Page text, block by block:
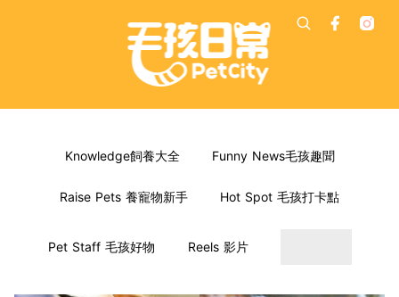
Knowledge飼養大全 Funny News毛孩趣聞
Raise Pets 養寵物新手 Hot Spot 毛孩打卡點
Pet Staff 毛孩好物 Reels 影片